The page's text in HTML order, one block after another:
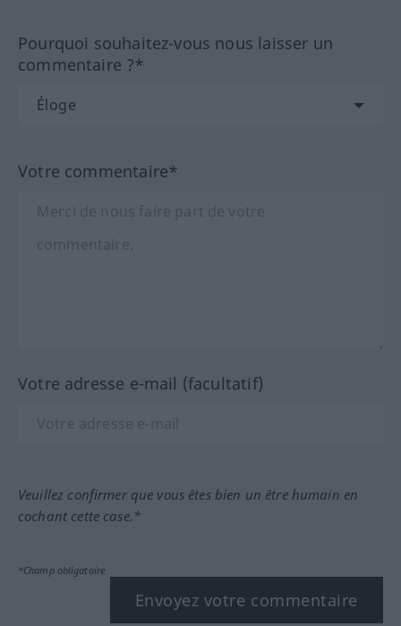
Pourquoi souhaitez-vous nous laisser un
commentaire ?*
Votre commentaire*
Votre adresse e-mail (facultatif)
Veuillez confirmer que vous êtes bien un être humain en
cochant cette case.*
*Champ obligatoire
Envoyez votre commentaire